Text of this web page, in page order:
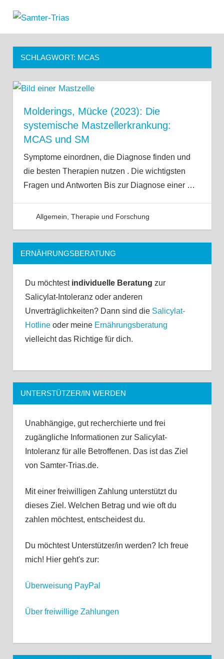
Inhalt
springen
Polypen
Salicylsäure-
SCHLAGWORT: MCAS
Molderings, Mücke (2023): Die
systemische Mastzellerkrankung:
MCAS und SM
Symptome einordnen, die Diagnose finden und
die besten Therapien nutzen . Die wichtigsten
Fragen und Antworten Bis zur Diagnose einer …
Allgemein ,Therapie und Forschung
ERNÄHRUNGSBERATUNG
Du möchtest individuelle Beratung zur
Salicylat-Intoleranz oder anderen
Unverträglichkeiten? Dann sind die Salicylat-
Hotlineoder meine Ernährungsberatung
vielleicht das Richtige für dich.
UNTERSTÜTZER/IN WERDEN
Unabhängige, gut recherchierte und frei
zugängliche Informationen zur Salicylat-
Intoleranz für alle Betroffenen. Das ist das Ziel
von Samter-Trias.de.
Mit einer freiwilligen Zahlung unterstützt du
dieses Ziel. Welchen Betrag und wie oft du
zahlen möchtest, entscheidest du.
Du möchtest Unterstützer/in werden? Ich freue
mich! Hier geht's zur:
Überweisung PayPal
Über freiwillige Zahlungen